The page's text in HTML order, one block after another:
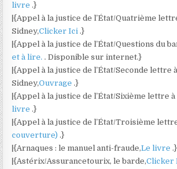
livre.}
|{Appel à la justice de l’État/Quatrième
Sidney,Clicker Ici.}
|{Appel à la justice de l’État/Questions du
et à lire.. Disponible sur internet.}
|{Appel à la justice de l’État/Seconde lettre
Sidney,Ouvrage.}
|{Appel à la justice de l’État/Sixième lettre
livre.}
|{Appel à la justice de l’État/Troisième
couverture).}
|{Arnaques : le manuel anti-fraude,Le livre.}
|{Astérix/Assurancetourix, le barde,Clicker